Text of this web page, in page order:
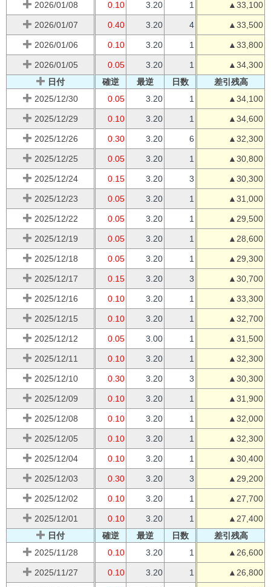
2026/01/08 0.10 3.20 1 ▲33,100
2026/01/07 0.40 3.20 4 ▲33,500
2026/01/06 0.10 3.20 1 ▲33,800
2026/01/05 0.05 3.20 1
▲34,300
日付
確逆 最逆 日数
差引残高
2025/12/30
0.05 3.20 1 ▲34,100
2025/12/29 0.10 3.20 1 ▲34,600
2025/12/26 0.30 3.20 6 ▲32,300
2025/12/25 0.05 3.20 1 ▲30,800
2025/12/24 0.15 3.20 3 ▲30,300
2025/12/23 0.05 3.20 1 ▲31,000
2025/12/22 0.05 3.20 1 ▲29,500
2025/12/19 0.05 3.20 1 ▲28,600
2025/12/18 0.05 3.20 1 ▲29,300
2025/12/17 0.15 3.20 3 ▲30,700
2025/12/16 0.10 3.20 1 ▲33,300
2025/12/15 0.10 3.20 1 ▲32,700
2025/12/12 0.05 3.00 1 ▲31,500
2025/12/11 0.10 3.20 1 ▲32,300
2025/12/10 0.30 3.20 3 ▲30,300
2025/12/09 0.10 3.20 1 ▲31,900
2025/12/08 0.10 3.20 1 ▲32,000
2025/12/05 0.10 3.20 1 ▲32,300
2025/12/04 0.10 3.20 1 ▲30,400
2025/12/03 0.30 3.20 3 ▲29,200
2025/12/02 0.10 3.20 1 ▲27,700
2025/12/01 0.10 3.20 1
▲27,400
日付
確逆 最逆 日数
差引残高
2025/11/28
0.10 3.20 1 ▲26,600
2025/11/27 0.10 3.20 1 ▲26,800